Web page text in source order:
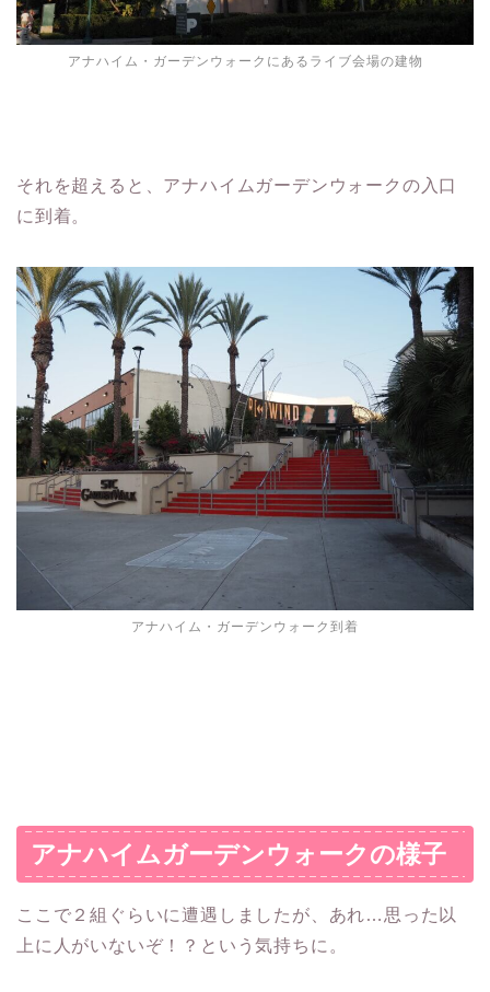
アナハイム・ガーデンウォークにあるライブ会場の建物
それを超えると、アナハイムガーデンウォークの入口
に到着。
アナハイム・ガーデンウォーク到着
アナハイムガーデンウォークの様子
ここで２組ぐらいに遭遇しましたが、あれ…思った以
上に人がいないぞ！？という気持ちに。